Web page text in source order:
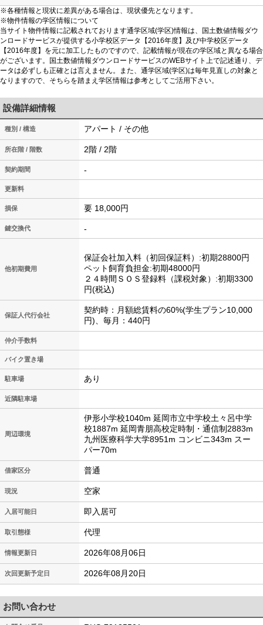
※各種情報と現状に差異がある場合は、現状優先となります。
※物件情報の学区情報について
当サイト物件情報に記載されております通学区域(学区)情報は、国土数値情報ダウ
ンロードサービスが提供する小学校区データ【2016年度】及び中学校区データ
【2016年度】を元に加工したものですので、記載情報が現在の学区域と異なる場合
がございます。国土数値情報ダウンロードサービスのWEBサイト上で記述通り、デ
ータは必ずしも正確とは言えません。また、通学区域(学区)は毎年見直しの対象と
なりますので、そちらを踏まえ学区情報は参考としてご活用下さい。
設備詳細情報
種別 / 構造 アパート / その他
所在階 / 階数 2階 / 2階
契約期間 -
更新料
損保 要 18,000円
鍵交換代 -
他初期費用
保証会社加入料（初回保証料）:初期28800円
ペット飼育負担金:初期48000円
２４時間ＳＯＳ登録料（課税対象）:初期3300
円(税込)
保証人代行会社
契約時：月額総賃料の60%(学生プラン10,000
円)、毎月：440円
仲介手数料
バイク置き場
駐車場 あり
近隣駐車場
周辺環境
伊形小学校1040m 延岡市立中学校土々呂中学
校1887m 延岡青朋高校定時制・通信制2883m
九州医療科学大学8951m コンビニ343m スー
パー70m
借家区分 普通
現況 空家
入居可能日 即入居可
取引態様 代理
情報更新日 2026年08月06日
次回更新予定日 2026年08月20日
お問い合わせ